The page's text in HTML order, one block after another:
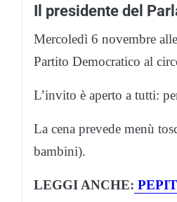
Il presidente del
Mercoledì 6 novembre
Partito Democratico al
L’invito è aperto a tutti:
La cena prevede menù
bambini).
LEGGI ANCHE: